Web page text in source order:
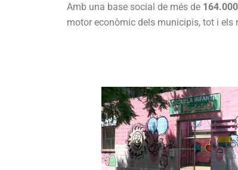
Amb una base social de més de
motor econòmic dels municipis, tot i els